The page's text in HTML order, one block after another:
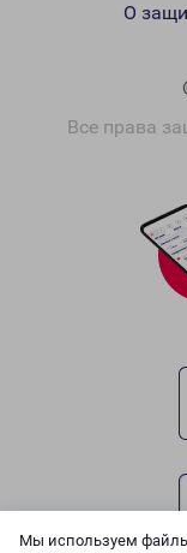
Мы используем
Все права
О